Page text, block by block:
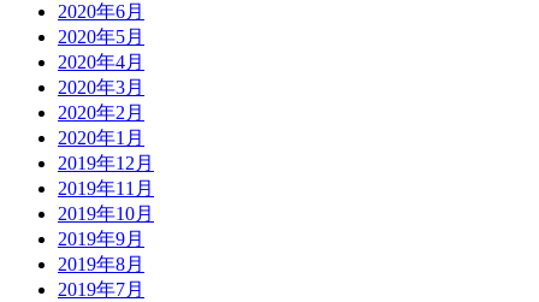
2020年6月
2020年5月
2020年4月
2020年3月
2020年2月
2020年1月
2019年12月
2019年11月
2019年10月
2019年9月
2019年8月
2019年7月